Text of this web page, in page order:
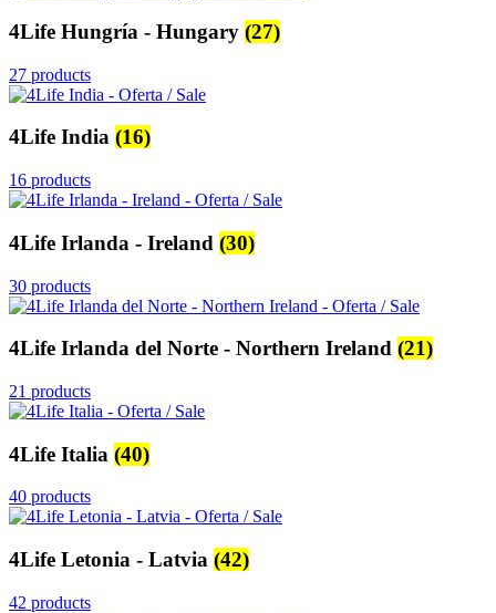
4Life Hungría - Hungary (27)
27 products
4Life India (16)
16 products
4Life Irlanda - Ireland (30)
30 products
4Life Irlanda del Norte - Northern Ireland (21)
21 products
4Life Italia (40)
40 products
4Life Letonia - Latvia (42)
42 products